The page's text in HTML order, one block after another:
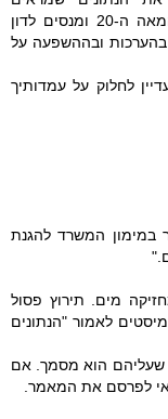
התחממות קלה מאז שנות ה-80 של המאה ה-20 ומנסים לדון
בהערכות ובההשפעה על
לחלוק על עמדותיך
במימון המשרד להגנת
מים. תירוץ פסול
לאמור "הנתונים
שעליהם הוא מסמך. אם
לפרסם את המאמר.